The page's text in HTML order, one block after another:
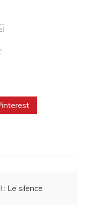
: Le silence